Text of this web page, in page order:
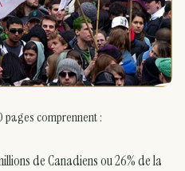
pages comprennent :
de Canadiens ou 26% de la